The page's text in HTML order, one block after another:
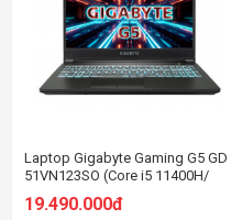
Laptop Gigabyte Gaming G5 GD
51VN123SO (Core i5 11400H/
16Gb/ 512Gb SSD/ 15.6" FHD -
144Hz/RTX 3050 4Gb/
19.490.000đ